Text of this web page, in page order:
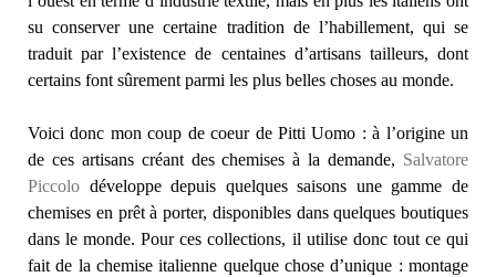
su conserver une certaine tradition de l’habillement, qui se
traduit par l’existence de centaines d’artisans tailleurs, dont
certains font sûrement parmi les plus belles choses au monde.
Voici donc mon coup de coeur de Pitti Uomo : à l’origine un
de ces artisans créant des chemises à la demande, Salvatore
Piccolo développe depuis quelques saisons une gamme de
chemises en prêt à porter, disponibles dans quelques boutiques
dans le monde. Pour ces collections, il utilise donc tout ce qui
fait de la chemise italienne quelque chose d’unique : montage